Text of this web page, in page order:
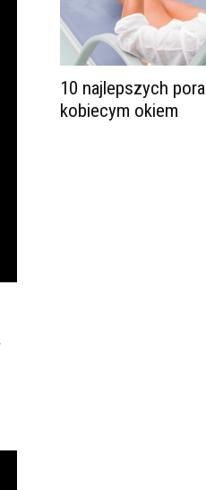
10 najlepszych
kobiecym okiem